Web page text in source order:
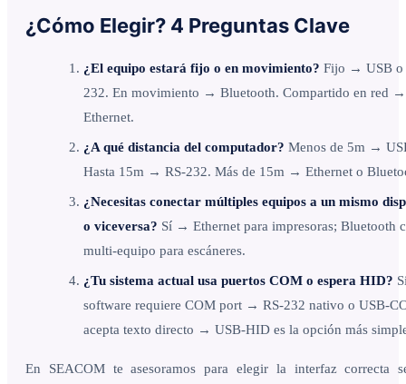
¿Cómo Elegir? 4 Preguntas Clave
¿El equipo estará fijo o en movimiento? Fijo → USB o
232. En movimiento → Bluetooth. Compartido en red →
Ethernet.
¿A qué distancia del computador? Menos de 5m →
Hasta 15m → RS-232. Más de 15m → Ethernet o
¿Necesitas conectar múltiples equipos a un mismo
o viceversa? Sí → Ethernet para impresoras; Bluetooth
multi-equipo para escáneres.
¿Tu sistema actual usa puertos COM o espera HID?
software requiere COM port → RS-232 nativo o USB-
acepta texto directo → USB-HID es la opción más
En SEACOM te asesoramos para elegir la interfaz correcta